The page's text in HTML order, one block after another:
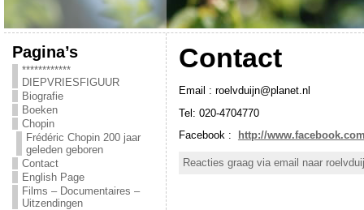
Pagina’s
************
DIEPVRIESFIGUUR
Biografie
Boeken
Chopin
Frédéric Chopin 200 jaar
geleden geboren
Contact
English Page
Films – Documentaires –
Uitzendingen
Contact
Email : roelvduijn@planet.nl
Tel: 020-4704770
Facebook :
http://
Reacties graag via email naar